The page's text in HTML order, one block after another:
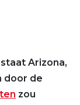
Arizona,
door de
zou